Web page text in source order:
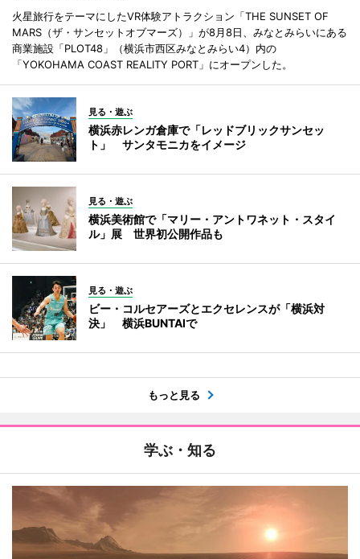
火星旅行をテーマにしたVR体験アトラクション「THE SUNSET OF
MARS（ザ・サンセットオブマーズ）」が8月8日、みなとみらいにある
商業施設「PLOT48」（横浜市西区みなとみらい4）内の
「YOKOHAMA COAST REALITY PORT」にオープンした。
見る・遊ぶ
横浜赤レンガ倉庫で「レッドブリックサンセッ
ト」 サンタモニカをイメージ
見る・遊ぶ
横浜美術館で「マリー・アントワネット・スタイ
ル」展 世界初公開作品も
見る・遊ぶ
ビー・コルセアーズとエクセレンスが「横浜対
決」 横浜BUNTAIで
もっと見る
学ぶ・知る